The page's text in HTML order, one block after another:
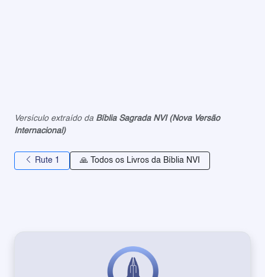
Versículo extraído da Bíblia Sagrada NVI (Nova Versão
Internacional)
Rute 1 🙏 Todos os Livros da Bíblia NVI